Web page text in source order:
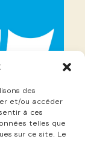
des
et/ou accéder
à ces
telles que
sur ce site. Le